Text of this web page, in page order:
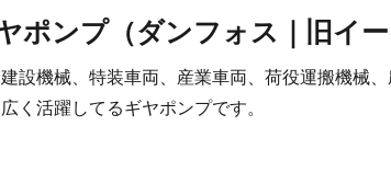
ポンプ（ダンフォス｜旧イー
設機械、特装車両、産業車両、荷役運搬機械
く活躍してるギヤポンプです。